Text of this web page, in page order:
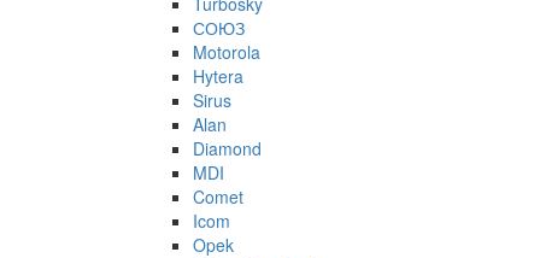
СОЮЗ
Motorola
Hytera
Sirus
Alan
Diamond
MDI
Comet
Icom
Opek